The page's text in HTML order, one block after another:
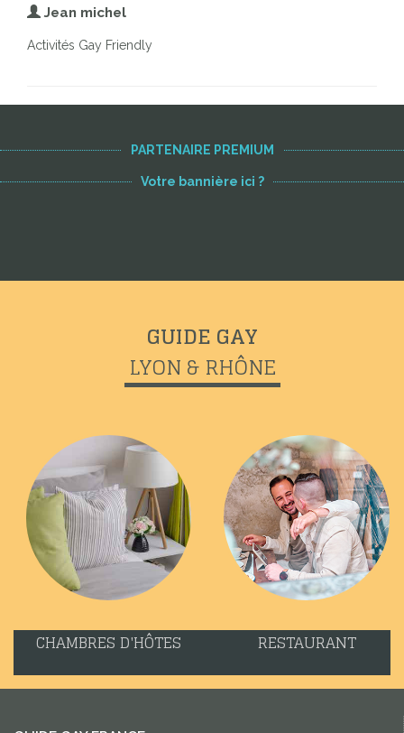
Jean michel
Activités Gay Friendly
PARTENAIRE PREMIUM
Votre bannière ici ?
GUIDE GAY
LYON & RHÔNE
CHAMBRES D'HÔTES RESTAURANT